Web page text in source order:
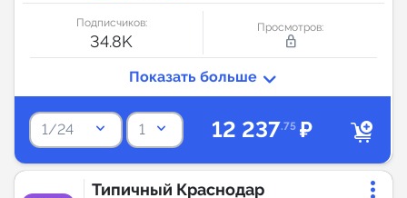
Подписчиков:
34.8K
Просмотров:
lock_outline
1/24 keyboard_arrow_down 1 keyboard_arrow_down 12 237.75 ₽
Типичный Краснодар